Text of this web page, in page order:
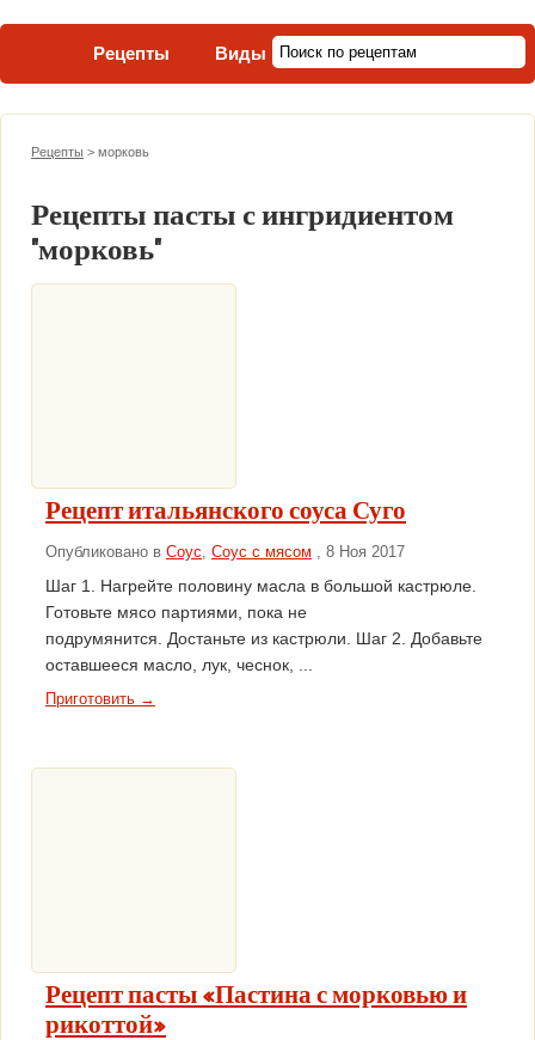
Рецепты Виды пасты
Рецепты > морковь
Рецепты пасты с ингридиентом
"морковь"
Рецепт итальянского соуса Суго
Опубликовано в Соус, Соус с мясом , 8 Ноя 2017
Шаг 1. Нагрейте половину масла в большой кастрюле.
Готовьте мясо партиями, пока не
подрумянится. Достаньте из кастрюли. Шаг 2. Добавьте
оставшееся масло, лук, чеснок, ...
Приготовить →
Рецепт пасты «Пастина с морковью и
рикоттой»